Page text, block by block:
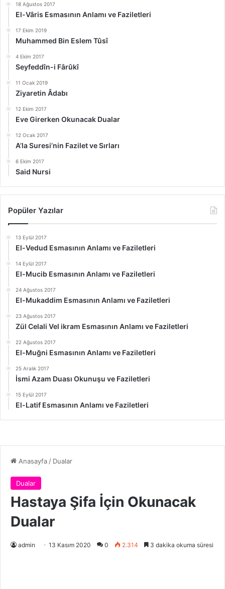
18 Ağustos 2017
El-Vâris Esmasının Anlamı ve Faziletleri
17 Ekim 2019
Muhammed Bin Eslem Tûsî
4 Ekim 2017
Seyfeddîn-i Fârûkî
11 Ocak 2019
Ziyaretin Âdabı
12 Ekim 2017
Eve Girerken Okunacak Dualar
12 Ocak 2017
A’la Suresi’nin Fazilet ve Sırları
6 Ekim 2017
Said Nursi
Popüler Yazılar
13 Eylül 2017
El-Vedud Esmasının Anlamı ve Faziletleri
14 Eylül 2017
El-Mucib Esmasının Anlamı ve Faziletleri
24 Ağustos 2017
El-Mukaddim Esmasının Anlamı ve Faziletleri
23 Ağustos 2017
Zül Celali Vel ikram Esmasının Anlamı ve Faziletleri
22 Ağustos 2017
El-Muğni Esmasının Anlamı ve Faziletleri
25 Aralık 2017
İsmi Azam Duası Okunuşu ve Faziletleri
15 Eylül 2017
El-Latif Esmasının Anlamı ve Faziletleri